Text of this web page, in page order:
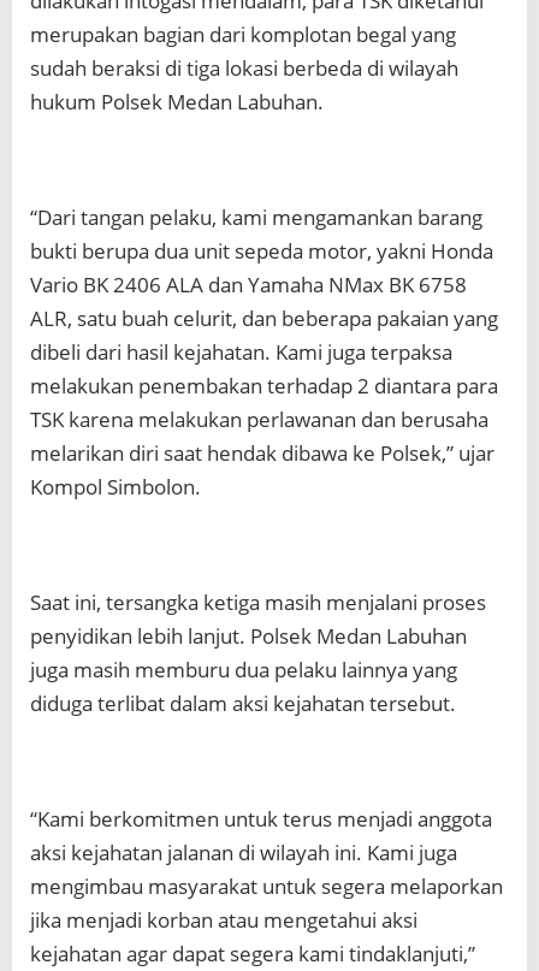
merupakan bagian dari komplotan begal yang
sudah beraksi di tiga lokasi berbeda di wilayah
hukum Polsek Medan Labuhan.
“Dari tangan pelaku, kami mengamankan barang
bukti berupa dua unit sepeda motor, yakni Honda
Vario BK 2406 ALA dan Yamaha NMax BK 6758
ALR, satu buah celurit, dan beberapa pakaian yang
dibeli dari hasil kejahatan. Kami juga terpaksa
melakukan penembakan terhadap 2 diantara para
TSK karena melakukan perlawanan dan berusaha
melarikan diri saat hendak dibawa ke Polsek,” ujar
Kompol Simbolon.
Saat ini, tersangka ketiga masih menjalani proses
penyidikan lebih lanjut. Polsek Medan Labuhan
juga masih memburu dua pelaku lainnya yang
diduga terlibat dalam aksi kejahatan tersebut.
“Kami berkomitmen untuk terus menjadi anggota
aksi kejahatan jalanan di wilayah ini. Kami juga
mengimbau masyarakat untuk segera melaporkan
jika menjadi korban atau mengetahui aksi
kejahatan agar dapat segera kami tindaklanjuti,”